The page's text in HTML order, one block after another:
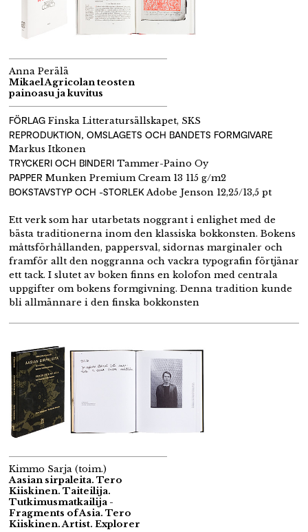
Anna Perälä
Mikael Agricolan teosten
painoasu ja kuvitus
FÖRLAG Finska Litteratursällskapet, SKS
REPRODUKTION, OMSLAGETS OCH BANDETS FORMGIVARE
Markus Itkonen
TRYCKERI OCH BINDERI Tammer-Paino Oy
PAPPER Munken Premium Cream 13 115 g/m2
BOKSTAVSTYP OCH -STORLEKAdobe Jenson 12,25/13,5 pt
Ett verk som har utarbetats noggrant i enlighet med de
bästa traditionerna inom den klassiska bokkonsten. Bokens
måttsförhållanden, pappersval, sidornas marginaler och
framför allt den noggranna och vackra typografin förtjänar
ett tack. I slutet av boken finns en kolofon med centrala
uppgifter om bokens formgivning. Denna tradition kunde
bli allmännare i den finska bokkonsten
Kimmo Sarja (toim.)
Aasian sirpaleita. Tero
Kiiskinen. Taiteilija.
Tutkimusmatkailija -
Fragments of Asia. Tero
Kiiskinen. Artist. Explorer